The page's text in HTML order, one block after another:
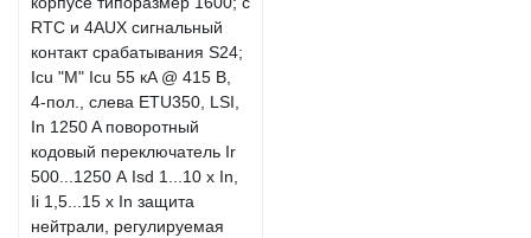
RTC и 4AUX сигнальный
контакт срабатывания S24;
Icu "M" Icu 55 кA @ 415 В,
4-пол., слева ETU350, LSI,
In 1250 A поворотный
кодовый переключатель Ir
500...1250 А Isd 1...10 x In,
Ii 1,5...15 x In защита
нейтрали, регулируемая